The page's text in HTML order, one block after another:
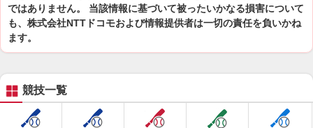
ではありません。 当該情報に基づいて被ったいかなる損害について
も、株式会社NTTドコモおよび情報提供者は一切の責任を負いかね
ます。
競技一覧